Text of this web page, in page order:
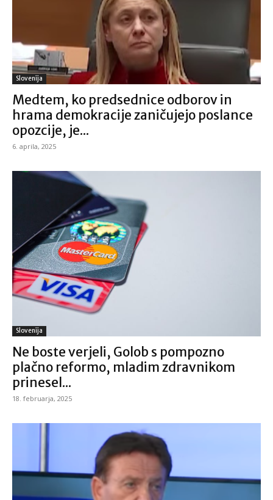
Slovenija
Medtem, ko predsednice odborov in
hrama demokracije zaničujejo poslance
opozcije, je...
6. aprila, 2025
Slovenija
Ne boste verjeli, Golob s pompozno
plačno reformo, mladim zdravnikom
prinesel...
18. februarja, 2025